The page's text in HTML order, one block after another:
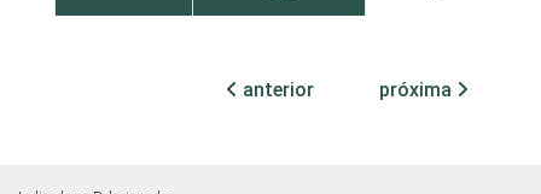
anterior próxima